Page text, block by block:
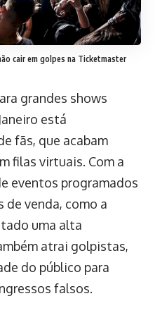
cair em golpes na Ticketmaster
grandes shows
está
fãs, que acabam
filas virtuais. Com a
eventos programados
de venda, como a
uma alta
atrai golpistas,
do público para
falsos.